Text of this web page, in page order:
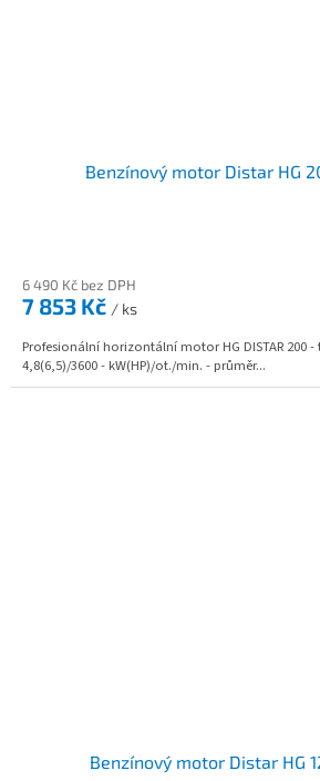
Benzínový motor Distar HG
6 490 Kč bez DPH
7 853 Kč / ks
Profesionální horizontální motor HG DISTAR 200
4,8(6,5)/3600 - kW(HP)/ot./min. - průměr...
Benzínový motor Distar HG